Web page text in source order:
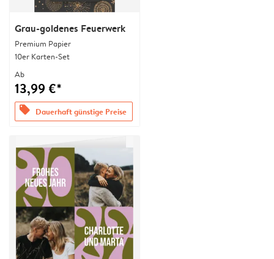
Grau-goldenes Feuerwerk
Premium Papier
10er Karten-Set
Ab
13,99 €*
offers Dauerhaft günstige Preise